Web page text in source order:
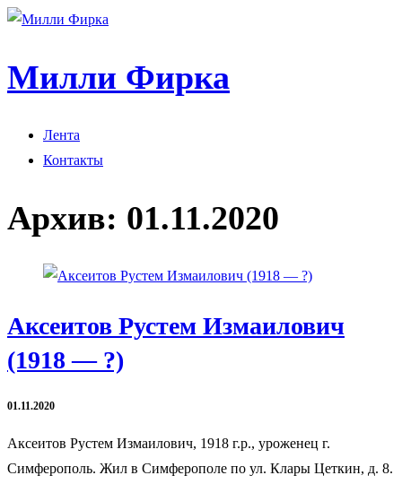
Милли Фирка
Лента
Контакты
Архив: 01.11.2020
Аксеитов Рустем Измаилович
(1918 — ?)
01.11.2020
Аксеитов Рустем Измаилович, 1918 г.р., уроженец г.
Симферополь. Жил в Симферополе по ул. Клары Цеткин, д. 8.